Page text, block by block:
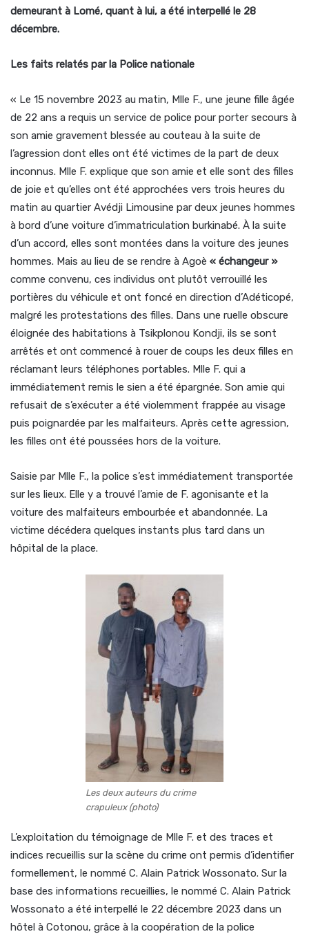
demeurant à Lomé, quant à lui, a été interpellé le 28
décembre.
Les faits relatés par la Police nationale
« Le 15 novembre 2023 au matin, Mlle F., une jeune fille âgée
de 22 ans a requis un service de police pour porter secours à
son amie gravement blessée au couteau à la suite de
l’agression dont elles ont été victimes de la part de deux
inconnus. Mlle F. explique que son amie et elle sont des filles
de joie et qu’elles ont été approchées vers trois heures du
matin au quartier Avédji Limousine par deux jeunes hommes
à bord d’une voiture d’immatriculation burkinabé. À la suite
d’un accord, elles sont montées dans la voiture des jeunes
hommes. Mais au lieu de se rendre à Agoè « échangeur »
comme convenu, ces individus ont plutôt verrouillé les
portières du véhicule et ont foncé en direction d’Adéticopé,
malgré les protestations des filles. Dans une ruelle obscure
éloignée des habitations à Tsikplonou Kondji, ils se sont
arrêtés et ont commencé à rouer de coups les deux filles en
réclamant leurs téléphones portables. Mlle F. qui a
immédiatement remis le sien a été épargnée. Son amie qui
refusait de s’exécuter a été violemment frappée au visage
puis poignardée par les malfaiteurs. Après cette agression,
les filles ont été poussées hors de la voiture.
Saisie par Mlle F., la police s’est immédiatement transportée
sur les lieux. Elle y a trouvé l’amie de F. agonisante et la
voiture des malfaiteurs embourbée et abandonnée. La
victime décédera quelques instants plus tard dans un
hôpital de la place.
Les deux auteurs du crime
crapuleux (photo)
L’exploitation du témoignage de Mlle F. et des traces et
indices recueillis sur la scène du crime ont permis d’identifier
formellement, le nommé C. Alain Patrick Wossonato. Sur la
base des informations recueillies, le nommé C. Alain Patrick
Wossonato a été interpellé le 22 décembre 2023 dans un
hôtel à Cotonou, grâce à la coopération de la police